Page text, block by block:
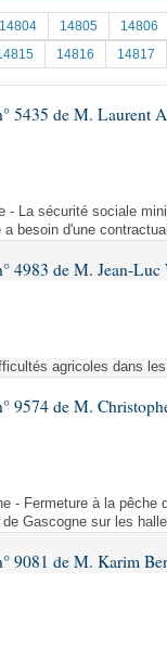
des lois
des lois
orales
débats
de l'Assemblée ... )
publics
d'accès
droit
14804 14805 14806
14816 14817
5435 de M. Laurent
- La sécurité sociale
a besoin d'une
4983 de M. Jean-Luc
agricoles dans
9574 de M.
- Fermeture à la pêche
Gascogne sur les
9081 de M. Karim